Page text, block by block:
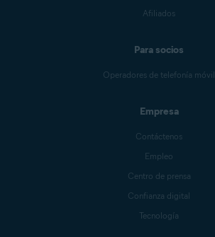
Afiliados
Para socios
Operadores de telefonía móvil
Empresa
Contáctenos
Empleo
Centro de prensa
Confianza digital
Tecnología